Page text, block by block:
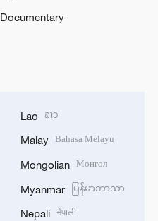
Documentary
Lao ລາວ
Malay Bahasa Melayu
Mongolian Монгол
Myanmar မြန်မာဘာသာ
Nepali नेपाली